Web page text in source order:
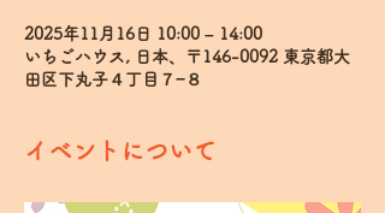
2025年11月16日 10:00 – 14:00
いちごハウス, 日本、〒146-0092 東京都大
田区下丸子４丁目７−８
イベントについて